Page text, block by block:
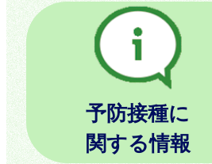
予防接種に
関する情報